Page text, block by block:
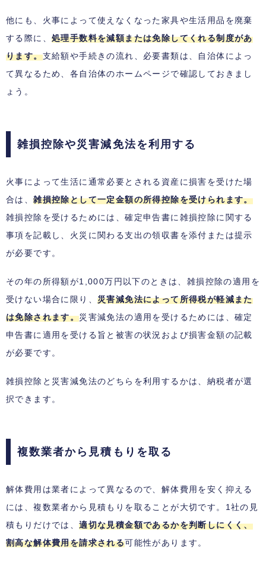
他にも、火事によって使えなくなった家具や生活用品を廃棄
する際に、 処理手数料を減額または免除してくれる制度があ
ります。支給額や手続きの流れ、必要書類は、自治体によっ
て異なるため、各自治体のホームページで確認しておきまし
ょう。
雑損控除や災害減免法を利用する
火事によって生活に通常必要とされる資産に損害を受けた場
合は、雑損控除として一定金額の所得控除を受けられます。
雑損控除を受けるためには、確定申告書に雑損控除に関する
事項を記載し、火災に関わる支出の領収書を添付または提示
が必要です。
その年の所得額が1,000万円以下のときは、雑損控除の適用を
受けない場合に限り、 災害減免法によって所得税が軽減また
は免除されます。災害減免法の適用を受けるためには、確定
申告書に適用を受ける旨と被害の状況および損害金額の記載
が必要です。
雑損控除と災害減免法のどちらを利用するかは、納税者が選
択できます。
複数業者から見積もりを取る
解体費用は業者によって異なるので、解体費用を安く抑える
には、複数業者から見積もりを取ることが大切です。1社の見
積もりだけでは、適切な見積金額であるかを判断しにくく、
割高な解体費用を請求される可能性があります。